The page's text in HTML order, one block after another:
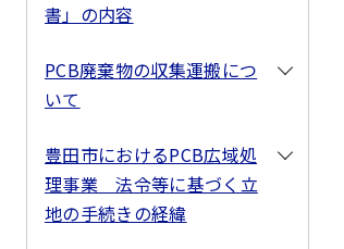
書」の内容
PCB廃棄物の収集運搬につ
いて
豊田市におけるPCB広域処
理事業 法令等に基づく立
地の手続きの経緯